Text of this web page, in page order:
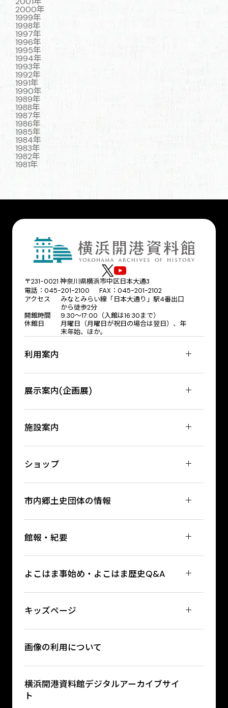
2000年
1999年
1998年
1997年
1996年
1995年
1994年
1993年
1992年
1991年
1990年
1989年
1988年
1987年
1986年
1985年
1984年
1983年
1982年
1981年
〒231-0021 神奈川県横浜市中区日本大通3
電話：045-201-2100 FAX：045-201-2102
アクセス
みなとみらい線「日本大通り」駅4番出口
から徒歩2分
開館時間
9:30〜17:00（入館は16:30まで）
休館日
月曜日（月曜日が祝日の場合は翌日）、年
末年始、ほか。
利用案内
展示案内(企画展)
施設案内
ショップ
市内郷土史団体の情報
館報・紀要
よこはま事始め・よこはま歴史Q&A
キッズページ
画像の利用について
横浜開港資料館デジタルアーカイブサイ
ト